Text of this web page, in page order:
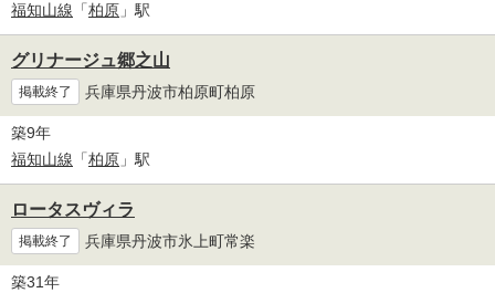
福知山線 「柏原 」駅
グリナージュ郷之山
掲載終了 兵庫県丹波市柏原町柏原
築9年
福知山線 「柏原 」駅
ロータスヴィラ
掲載終了 兵庫県丹波市氷上町常楽
築31年